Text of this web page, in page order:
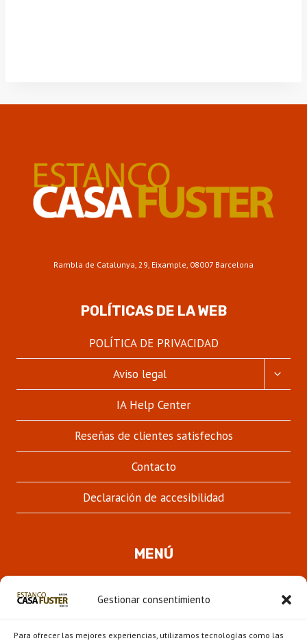
Gestionar consentimiento
Para ofrecer las mejores experiencias, utilizamos tecnologías como las
Rambla de Catalunya, 29, Eixample, 08007 Barcelona
POLÍTICAS DE LA WEB
POLÍTICA DE PRIVACIDAD
Aviso legal
IA Help Center
Reseñas de clientes satisfechos
Contacto
Declaración de accesibilidad
MENÚ
HIJO